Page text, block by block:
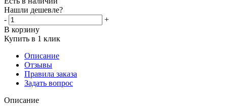
Нашли дешевле?
-
+
В корзину
Купить в 1 клик
Описание
Отзывы
Правила заказа
Задать вопрос
Описание